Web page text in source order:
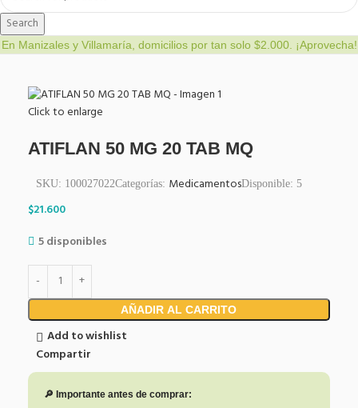
Search
En Manizales y Villamaría, domicilios por tan solo $2.000. ¡Aprovecha!
Click to enlarge
ATIFLAN 50 MG 20 TAB MQ
SKU: 100027022Categorías: MedicamentosDisponible: 5
$21.600
5 disponibles
AÑADIR AL CARRITO
Add to wishlist
Compartir
🔎 Importante antes de comprar: